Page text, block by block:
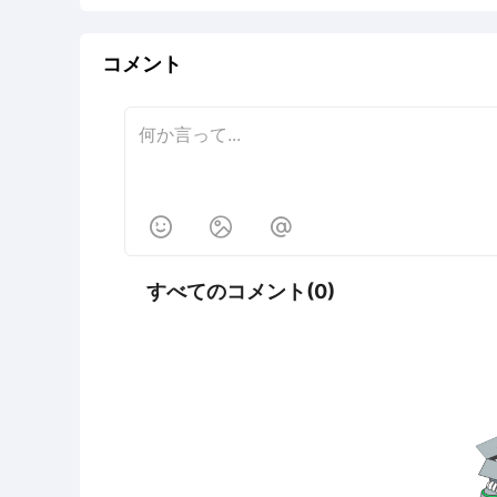
コメント
  
すべてのコメント(0)